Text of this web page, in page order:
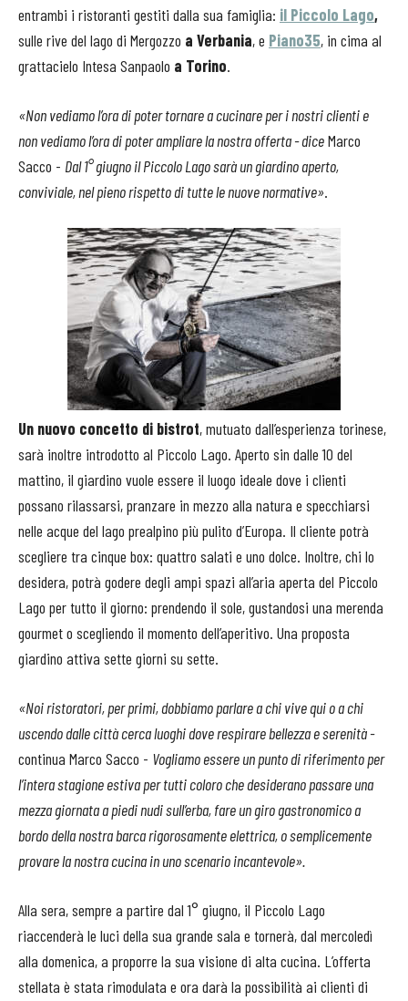
entrambi i ristoranti gestiti dalla sua famiglia: il Piccolo Lago,
sulle rive del lago di Mergozzo a Verbania, e Piano35, in cima al
grattacielo Intesa Sanpaolo a Torino.
«Non vediamo l’ora di poter tornare a cucinare per i nostri clienti e
non vediamo l’ora di poter ampliare la nostra offerta - diceMarco
Sacco - Dal 1° giugno il Piccolo Lago sarà un giardino aperto,
conviviale, nel pieno rispetto di tutte le nuove normative».
Un nuovo concetto di bistrot, mutuato dall’esperienza torinese,
sarà inoltre introdotto al Piccolo Lago. Aperto sin dalle 10 del
mattino, il giardino vuole essere il luogo ideale dove i clienti
possano rilassarsi, pranzare in mezzo alla natura e specchiarsi
nelle acque del lago prealpino più pulito d’Europa. Il cliente potrà
scegliere tra cinque box: quattro salati e uno dolce. Inoltre, chi lo
desidera, potrà godere degli ampi spazi all’aria aperta del Piccolo
Lago per tutto il giorno: prendendo il sole, gustandosi una merenda
gourmet o scegliendo il momento dell’aperitivo. Una proposta
giardino attiva sette giorni su sette.
«Noi ristoratori, per primi, dobbiamo parlare a chi vive qui o a chi
uscendo dalle città cerca luoghi dove respirare bellezza e serenità -
continua Marco Sacco - Vogliamo essere un punto di riferimento per
l’intera stagione estiva per tutti coloro che desiderano passare una
mezza giornata a piedi nudi sull’erba, fare un giro gastronomico a
bordo della nostra barca rigorosamente elettrica, o semplicemente
provare la nostra cucina in uno scenario incantevole».
Alla sera, sempre a partire dal 1° giugno, il Piccolo Lago
riaccenderà le luci della sua grande sala e tornerà, dal mercoledì
alla domenica, a proporre la sua visione di alta cucina. L’offerta
stellata è stata rimodulata e ora darà la possibilità ai clienti di